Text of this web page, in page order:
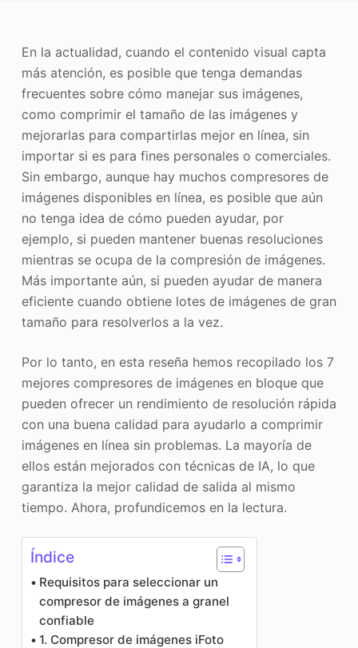
Recopilación de imágenes
En la actualidad, cuando el contenido visual capta
más atención, es posible que tenga demandas
frecuentes sobre cómo manejar sus imágenes,
como comprimir el tamaño de las imágenes y
mejorarlas para compartirlas mejor en línea, sin
importar si es para fines personales o comerciales.
Sin embargo, aunque hay muchos compresores de
imágenes disponibles en línea, es posible que aún
no tenga idea de cómo pueden ayudar, por
ejemplo, si pueden mantener buenas resoluciones
mientras se ocupa de la compresión de imágenes.
Más importante aún, si pueden ayudar de manera
eficiente cuando obtiene lotes de imágenes de gran
tamaño para resolverlos a la vez.
Por lo tanto, en esta reseña hemos recopilado los 7
mejores compresores de imágenes en bloque que
pueden ofrecer un rendimiento de resolución rápida
con una buena calidad para ayudarlo a comprimir
imágenes en línea sin problemas. La mayoría de
ellos están mejorados con técnicas de IA, lo que
garantiza la mejor calidad de salida al mismo
tiempo. Ahora, profundicemos en la lectura.
Índice
Requisitos para seleccionar un
compresor de imágenes a granel
confiable
1. Compresor de imágenes iFoto